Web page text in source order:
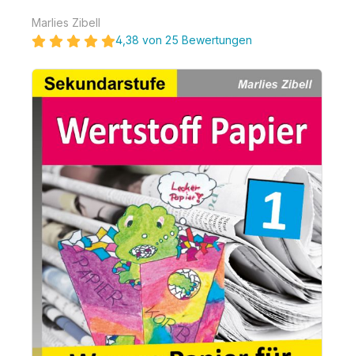
Marlies Zibell
4,38 von 25 Bewertungen
Bildergalerie überspringen